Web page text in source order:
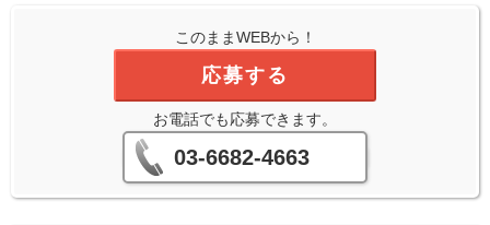
このままWEBから！
応募する
お電話でも応募できます。
03-6682-4663